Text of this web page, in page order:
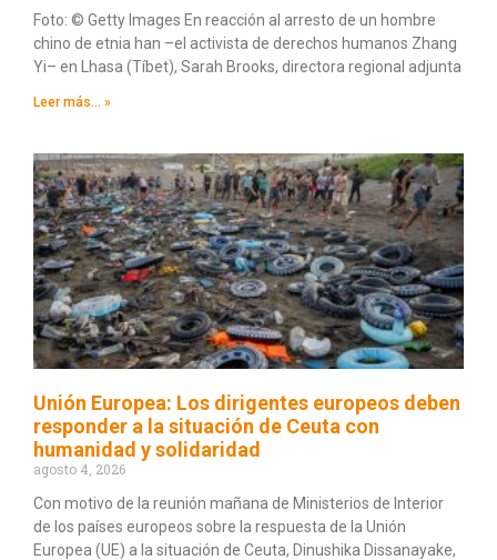
Foto: © Getty Images En reacción al arresto de un hombre
chino de etnia han –el activista de derechos humanos Zhang
Yi– en Lhasa (Tíbet), Sarah Brooks, directora regional adjunta
Leer más... »
Unión Europea: Los dirigentes europeos deben
responder a la situación de Ceuta con
humanidad y solidaridad
agosto 4, 2026
Con motivo de la reunión mañana de Ministerios de Interior
de los países europeos sobre la respuesta de la Unión
Europea (UE) a la situación de Ceuta, Dinushika Dissanayake,